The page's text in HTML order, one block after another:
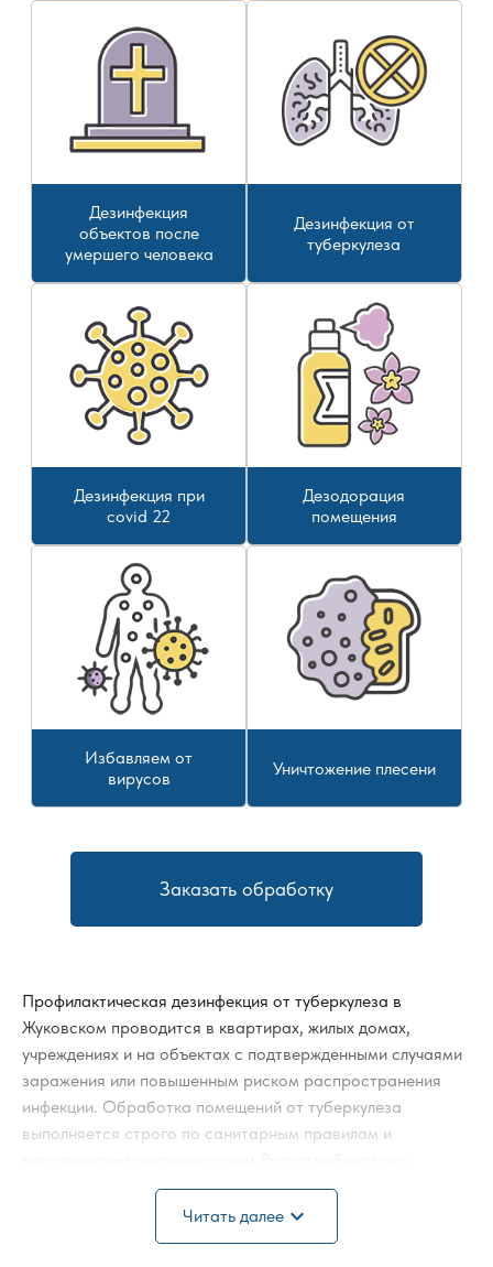
Дезинфекция
объектов после
умершего человека
Дезинфекция от
туберкулеза
Дезинфекция при
covid 22
Дезодорация
помещения
Избавляем от
вирусов
Уничтожение плесени
Заказать обработку
Профилактическая дезинфекция от туберкулеза в
Жуковском проводится в квартирах, жилых домах,
учреждениях и на объектах с подтвержденными случаями
заражения или повышенным риском распространения
инфекции. Обработка помещений от туберкулеза
выполняется строго по санитарным правилам и
туберкулоцидных средств и аэрозольную дезинфекцию.
Читать далее expand_more